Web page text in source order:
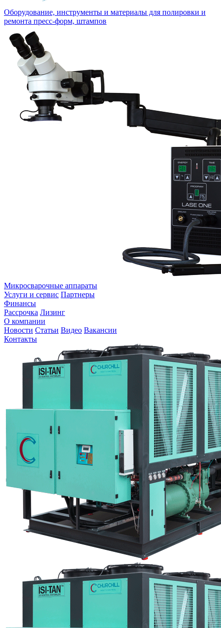
Оборудование, инструменты и материалы для полировки и
ремонта пресс-форм, штампов
Микросварочные аппараты
Услуги и сервис Партнеры
Финансы
Рассрочка Лизинг
О компании
Новости Статьи Видео Вакансии
Контакты